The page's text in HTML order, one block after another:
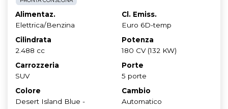
Alimentaz.
Elettrica/Benzina
Cl. Emiss.
Euro 6D-temp
Cilindrata
2.488 cc
Potenza
180 CV (132 KW)
Carrozzeria
SUV
Porte
5 porte
Colore
Desert Island Blue -
Cambio
Automatico